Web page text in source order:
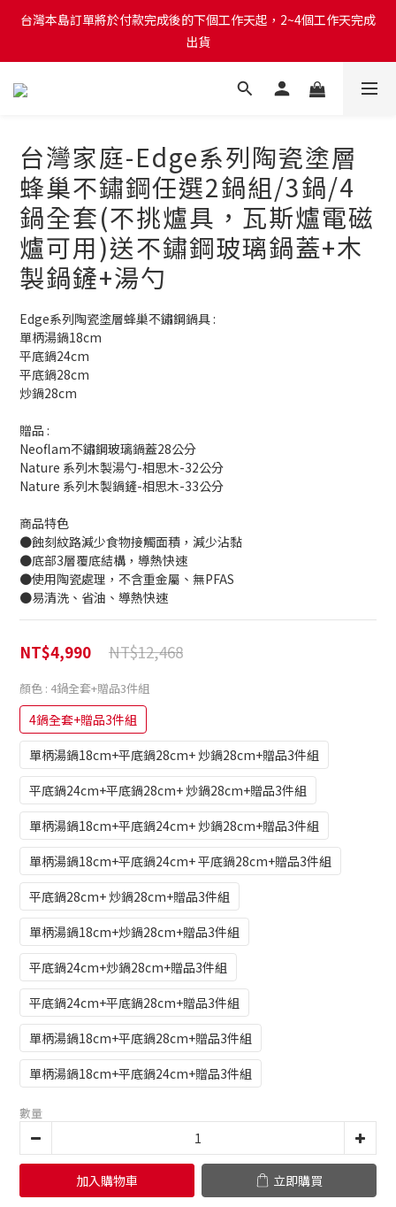
台灣本島訂單將於付款完成後的下個工作天起，2~4個工作天完成
出貨
台灣本島訂單將於付款完成後的下個工作天起，2~4個工作天完成
出貨
台灣本島消費滿$999免運費
台灣本島訂單將於付款完成後的下個工作天起，2~4個工作天完成
出貨
台灣家庭-Edge系列陶瓷塗層
蜂巢不鏽鋼任選2鍋組/3鍋/4
鍋全套(不挑爐具，瓦斯爐電磁
爐可用)送不鏽鋼玻璃鍋蓋+木
製鍋鏟+湯勺
Edge系列陶瓷塗層蜂巢不鏽鋼鍋具 :
單柄湯鍋18cm
平底鍋24cm
平底鍋28cm
炒鍋28cm
贈品 :
Neoflam不鏽鋼玻璃鍋蓋28公分
Nature 系列木製湯勺-相思木-32公分
Nature 系列木製鍋鏟-相思木-33公分
商品特色
●蝕刻紋路減少食物接觸面積，減少沾黏
●底部3層覆底結構，導熱快速
●使用陶瓷處理，不含重金屬、無PFAS
●易清洗、省油、導熱快速
NT$12,468
NT$4,990
顏色 : 4鍋全套+贈品3件組
4鍋全套+贈品3件組
單柄湯鍋18cm+平底鍋28cm+ 炒鍋28cm+贈品3件組
平底鍋24cm+平底鍋28cm+ 炒鍋28cm+贈品3件組
單柄湯鍋18cm+平底鍋24cm+ 炒鍋28cm+贈品3件組
單柄湯鍋18cm+平底鍋24cm+ 平底鍋28cm+贈品3件組
平底鍋28cm+ 炒鍋28cm+贈品3件組
單柄湯鍋18cm+炒鍋28cm+贈品3件組
平底鍋24cm+炒鍋28cm+贈品3件組
平底鍋24cm+平底鍋28cm+贈品3件組
單柄湯鍋18cm+平底鍋28cm+贈品3件組
單柄湯鍋18cm+平底鍋24cm+贈品3件組
數量
加入購物車 立即購買